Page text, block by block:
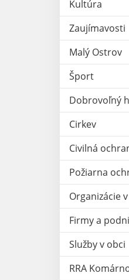
Kultúra
Zaujímavosti
Malý Ostrov
Šport
Dobrovoľný
Cirkev
Civilná
Požiarna
Organizácie
Firmy a
Služby v obci
RRA